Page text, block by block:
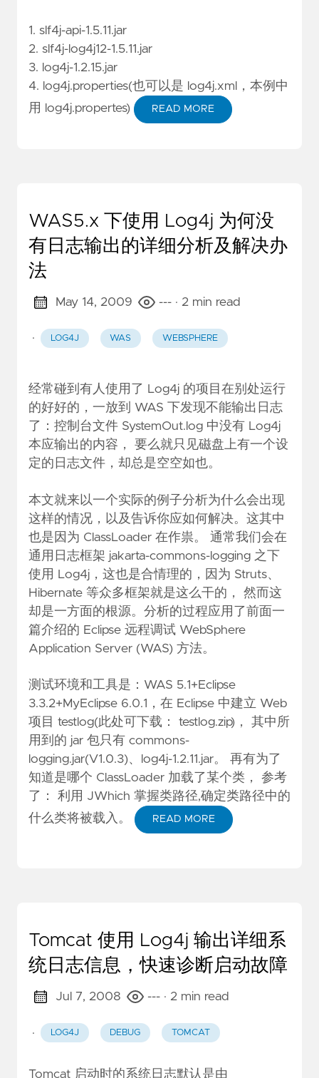
1. slf4j-api-1.5.11.jar
2. slf4j-log4j12-1.5.11.jar
3. log4j-1.2.15.jar
4. log4j.properties(也可以是 log4j.xml，本例中
用 log4j.propertes)
READ MORE
WAS5.x 下使用 Log4j 为何没
有日志输出的详细分析及解决办
法
May 14, 2009 --- · 2 min read
· LOG4J WAS WEBSPHERE
经常碰到有人使用了 Log4j 的项目在别处运行
的好好的，一放到 WAS 下发现不能输出日志
了：控制台文件 SystemOut.log 中没有 Log4j
本应输出的内容， 要么就只见磁盘上有一个设
定的日志文件，却总是空空如也。
本文就来以一个实际的例子分析为什么会出现
这样的情况，以及告诉你应如何解决。这其中
也是因为 ClassLoader 在作祟。 通常我们会在
通用日志框架 jakarta-commons-logging 之下
使用 Log4j，这也是合情理的，因为 Struts、
Hibernate 等众多框架就是这么干的， 然而这
却是一方面的根源。分析的过程应用了前面一
篇介绍的 Eclipse 远程调试 WebSphere
Application Server (WAS) 方法。
测试环境和工具是：WAS 5.1+Eclipse
3.3.2+MyEclipse 6.0.1，在 Eclipse 中建立 Web
项目 testlog(此处可下载： testlog.zip)， 其中所
用到的 jar 包只有 commons-
logging.jar(V1.0.3)、log4j-1.2.11.jar。 再有为了
知道是哪个 ClassLoader 加载了某个类， 参考
了：
利用 JWhich 掌握类路径,确定类路径中的
什么类将被载入 。 READ MORE
Tomcat 使用 Log4j 输出详细系
统日志信息，快速诊断启动故障
Jul 7, 2008 --- · 2 min read
· LOG4J DEBUG TOMCAT
Tomcat 启动时的系统日志默认是由